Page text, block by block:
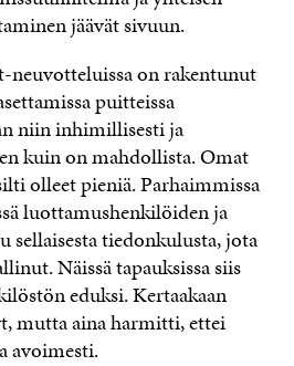
jäävät sivuun.
on rakentunut
puitteissa
niin inhimillisesti ja
kuin on mahdollista. Omat
olleet pieniä. Parhaimmissa
luottamushenkilöiden ja
sellaisesta tiedonkulusta, jota
Näissä tapauksissa siis
eduksi. Kertaakaan
mutta aina harmitti, ettei
avoimesti.